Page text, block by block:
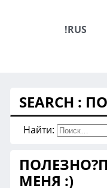
!RUS
SEARCH :
Найти:
МЕНЯ :)